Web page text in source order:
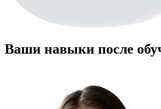
Ваши навыки после